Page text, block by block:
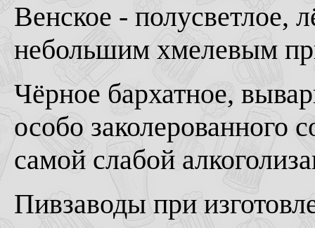
Венское - полусветлое,
небольшим хмелевым
Чёрное бархатное,
особо заколерованного
самой слабой
Пивзаводы при